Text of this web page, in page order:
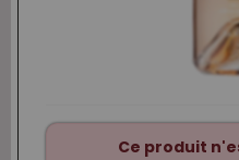
Ce produit